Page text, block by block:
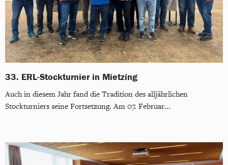
33. ERL-Stockturnier in Mietzing
Auch in diesem Jahr fand die Tradition des alljährlichen
Stockturniers seine Fortsetzung. Am 07. Februar...